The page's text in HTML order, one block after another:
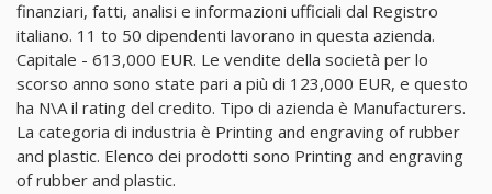
finanziari, fatti, analisi e informazioni ufficiali dal Registro
italiano. 11 to 50 dipendenti lavorano in questa azienda.
Capitale - 613,000 EUR. Le vendite della società per lo
scorso anno sono state pari a più di 123,000 EUR, e questo
ha N\A il rating del credito. Tipo di azienda è Manufacturers.
La categoria di industria è Printing and engraving of rubber
and plastic. Elenco dei prodotti sono Printing and engraving
of rubber and plastic.